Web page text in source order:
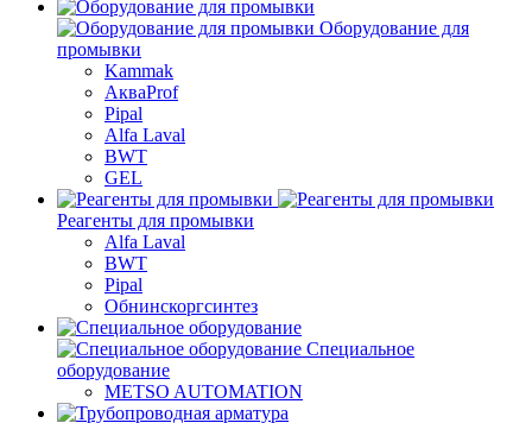
Оборудование для
промывки
Kammak
АкваProf
Pipal
Alfa Laval
BWT
GEL
Реагенты для промывки
Alfa Laval
BWT
Pipal
Обнинскоргсинтез
Специальное
оборудование
METSO AUTOMATION